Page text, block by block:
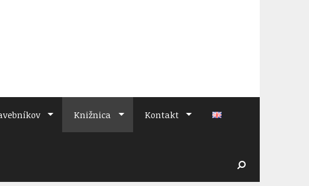
Knižnica Kontakt